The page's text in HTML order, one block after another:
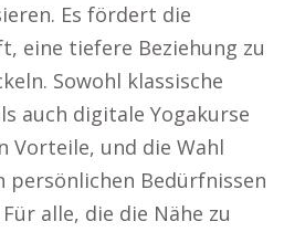
Es fördert die
eine tiefere Beziehung zu
Sowohl klassische
auch digitale Yogakurse
Vorteile, und die Wahl
persönlichen Bedürfnissen
alle, die die Nähe zu